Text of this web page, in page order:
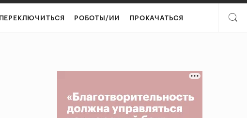
ПЕРЕКЛЮЧИТЬСЯ РОБОТЫ/ИИ ПРОКАЧАТЬСЯ